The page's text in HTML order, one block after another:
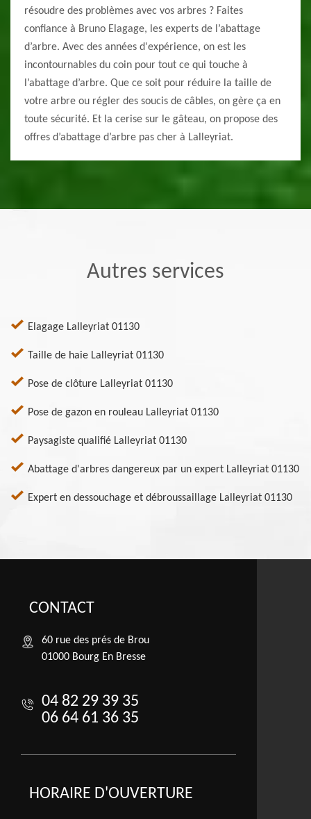
résoudre des problèmes avec vos arbres ? Faites
confiance à Bruno Elagage, les experts de l’abattage
d’arbre. Avec des années d'expérience, on est les
incontournables du coin pour tout ce qui touche à
l’abattage d’arbre. Que ce soit pour réduire la taille de
votre arbre ou régler des soucis de câbles, on gère ça en
toute sécurité. Et la cerise sur le gâteau, on propose des
offres d’abattage d’arbre pas cher à Lalleyriat.
Autres services
Elagage Lalleyriat 01130
Taille de haie Lalleyriat 01130
Pose de clôture Lalleyriat 01130
Pose de gazon en rouleau Lalleyriat 01130
Paysagiste qualifié Lalleyriat 01130
Abattage d'arbres dangereux par un expert Lalleyriat 01130
Expert en dessouchage et débroussaillage Lalleyriat 01130
CONTACT
60 rue des prés de Brou
01000 Bourg En Bresse
04 82 29 39 35
06 64 61 36 35
HORAIRE D'OUVERTURE